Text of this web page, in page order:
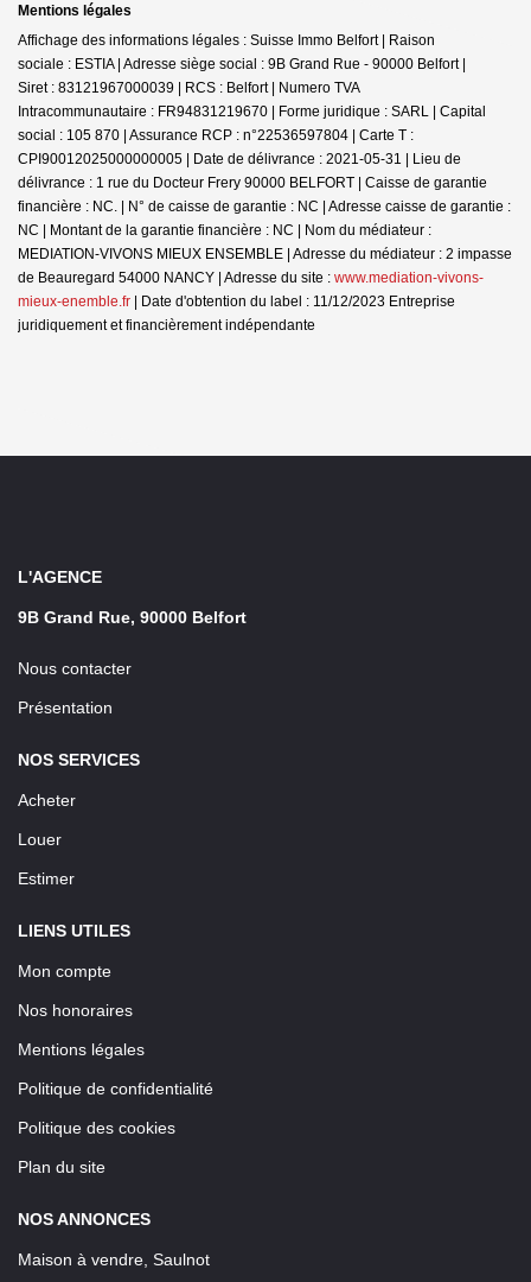
Mentions légales
Affichage des informations légales : Suisse Immo Belfort | Raison
sociale : ESTIA | Adresse siège social : 9B Grand Rue - 90000 Belfort |
Siret : 83121967000039 | RCS : Belfort | Numero TVA
Intracommunautaire : FR94831219670 | Forme juridique : SARL | Capital
social : 105 870 | Assurance RCP : n°22536597804 | Carte T :
CPI90012025000000005 | Date de délivrance : 2021-05-31 | Lieu de
délivrance : 1 rue du Docteur Frery 90000 BELFORT | Caisse de garantie
financière : NC. | N° de caisse de garantie : NC | Adresse caisse de garantie :
NC | Montant de la garantie financière : NC | Nom du médiateur :
MEDIATION-VIVONS MIEUX ENSEMBLE | Adresse du médiateur : 2 impasse
de Beauregard 54000 NANCY | Adresse du site : www.mediation-vivons-
mieux-enemble.fr | Date d'obtention du label : 11/12/2023 Entreprise
juridiquement et financièrement indépendante
L'AGENCE
9B Grand Rue, 90000 Belfort
Nous contacter
Présentation
NOS SERVICES
Acheter
Louer
Estimer
LIENS UTILES
Mon compte
Nos honoraires
Mentions légales
Politique de confidentialité
Politique des cookies
Plan du site
NOS ANNONCES
Maison à vendre, Saulnot